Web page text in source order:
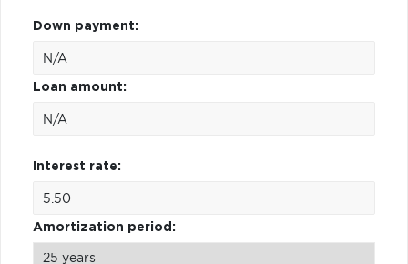
Down payment:
Loan amount:
Interest rate:
Amortization period: